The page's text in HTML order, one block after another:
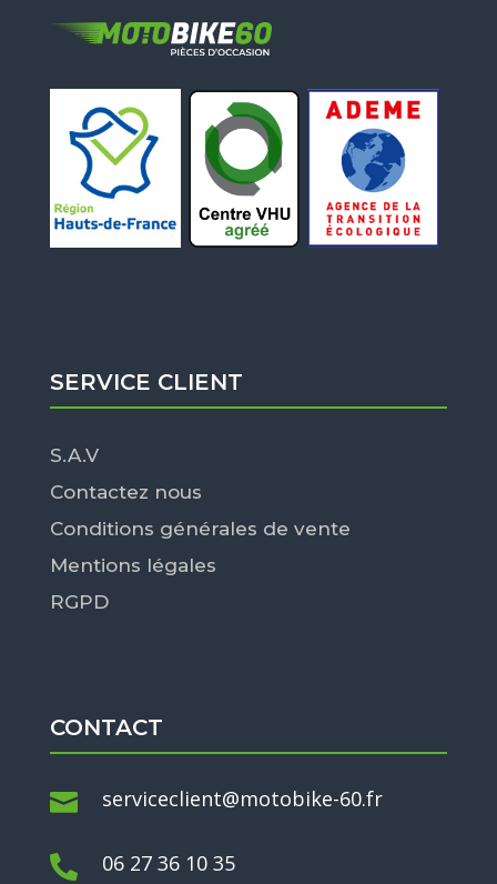
SERVICE CLIENT
S.A.V
Contactez nous
Conditions générales de vente
Mentions légales
RGPD
CONTACT
 serviceclient@motobike-60.fr
 06 27 36 10 35